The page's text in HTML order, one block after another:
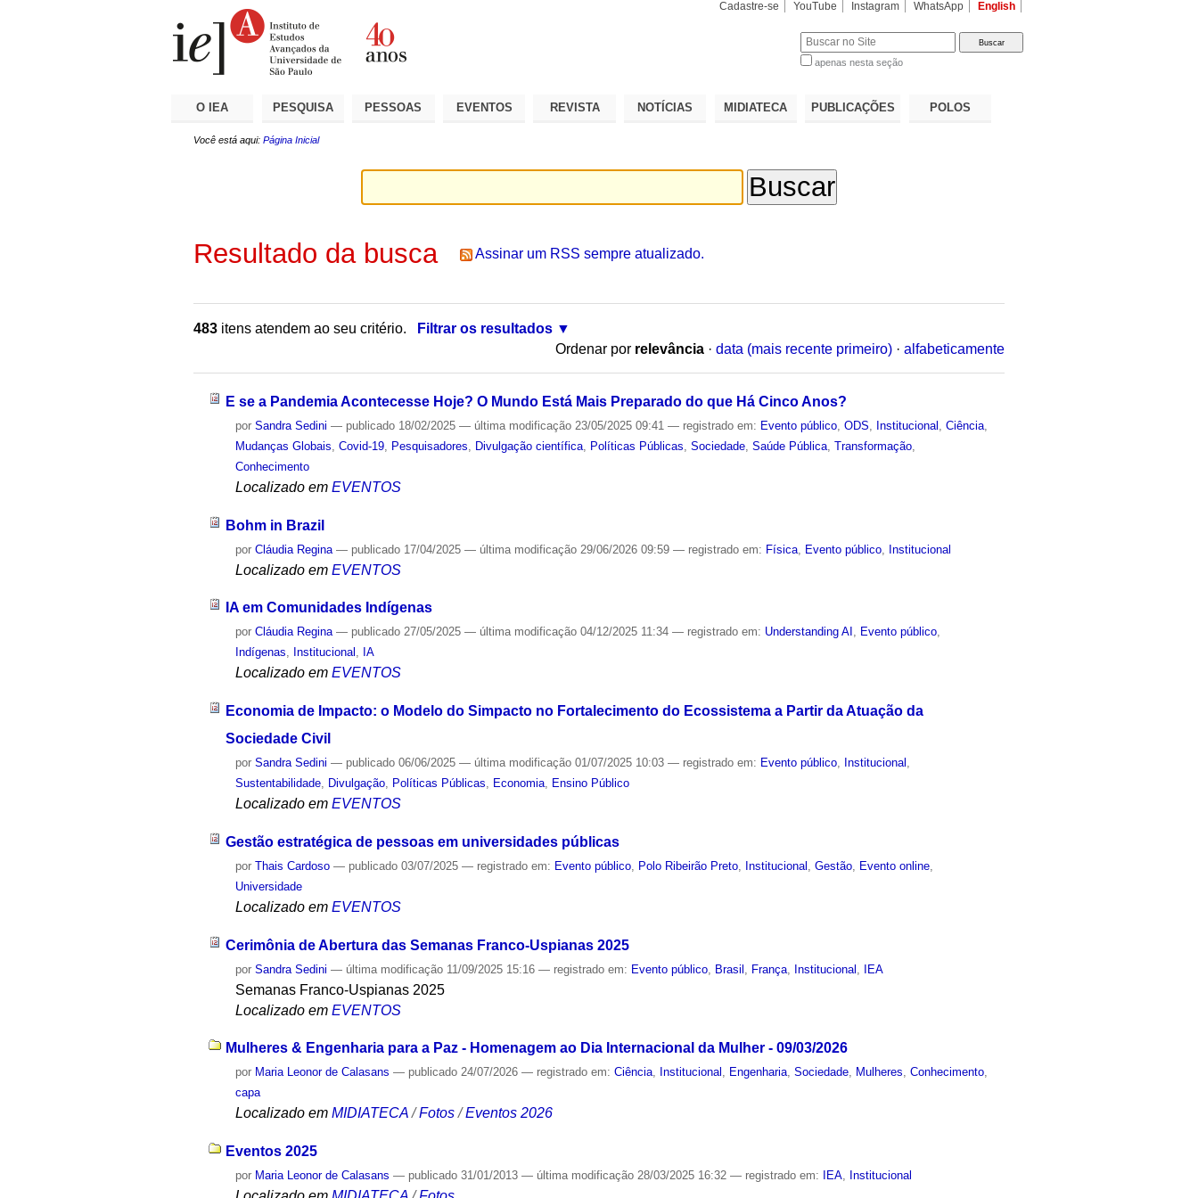
Cadastre-se YouTube Instagram WhatsApp English
apenas nesta seção
O IEA PESQUISA PESSOAS EVENTOS REVISTA NOTÍCIAS MIDIATECA PUBLICAÇÕES POLOS
Você está aqui: Página Inicial
Resultado da busca Assinar um RSS sempre atualizado.
483 itens atendem ao seu critério.
Filtrar os resultados
Ordenar por relevância · data (mais recente primeiro) · alfabeticamente
E se a Pandemia Acontecesse Hoje? O Mundo Está Mais Preparado do que Há Cinco Anos?
porSandra Sedini — publicado 18/02/2025— última modificação 23/05/2025 09:41— registrado em: Evento público ,ODS Institucional ,Ciência
Mudanças Globais ,Covid-19 Pesquisadores Divulgação científica Políticas Públicas ,Sociedade ,Saúde Pública ,Transformação
Conhecimento
Localizado em EVENTOS
Bohm in Brazil
porCláudia Regina — publicado 17/04/2025— última modificação 29/06/2026 09:59— registrado em: Física Evento público Institucional
Localizado em EVENTOS
IA em Comunidades Indígenas
porCláudia Regina — publicado 27/05/2025— última modificação 04/12/2025 11:34— registrado em: Understanding AI , Evento público,
Indígenas, Institucional , IA
Localizado em EVENTOS
Economia de Impacto: o Modelo do Simpacto no Fortalecimento do Ecossistema a Partir da Atuação da
Sociedade Civil
porSandra Sedini — publicado 06/06/2025— última modificação 01/07/2025 10:03— registrado em: Evento público, Institucional ,
Sustentabilidade, Divulgação, Políticas Públicas, Economia, Ensino Público
Localizado em EVENTOS
Gestão estratégica de pessoas em universidades públicas
porThais Cardoso — publicado 03/07/2025— registrado em: Evento público Polo Ribeirão Preto Institucional ,Gestão Evento online
Universidade
Localizado em EVENTOS
Cerimônia de Abertura das Semanas Franco-Uspianas 2025
porSandra Sedini — última modificação 11/09/2025 15:16— registrado em: Evento público Brasil França Institucional IEA
Semanas Franco-Uspianas 2025
Localizado em EVENTOS
Mulheres & Engenharia para a Paz - Homenagem ao Dia Internacional da Mulher - 09/03/2026
por Maria Leonor de Calasans — publicado 24/07/2026— registrado em:Ciência, Institucional , Engenharia,Sociedade, Mulheres,Conhecimento,
capa
Localizado em MIDIATECA /Fotos /Eventos 2026
Eventos 2025
por Maria Leonor de Calasans — publicado 31/01/2013— última modificação 28/03/2025 16:32— registrado em: IEA Institucional